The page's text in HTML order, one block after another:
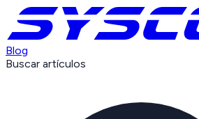
Blog
Buscar artículos